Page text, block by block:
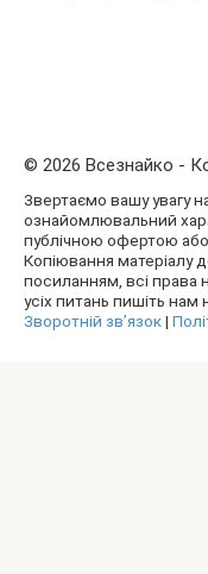
© 2026 Всезнайко -
Звертаємо вашу увагу
ознайомлювальний
публічною офертою
Копіювання матеріалу
посиланням, всі права
усіх питань пишіть нам
Зворотній зв’язок|